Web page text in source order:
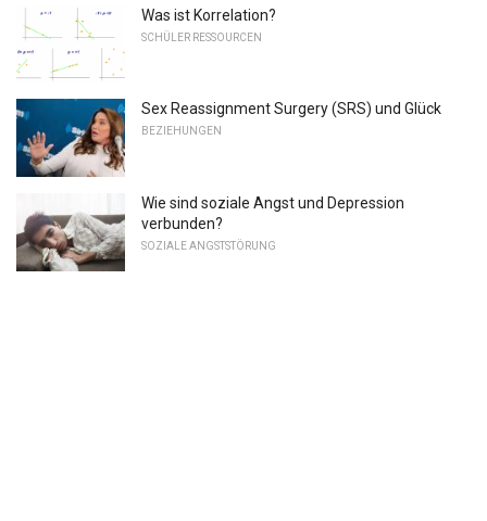
Was ist Korrelation?
SCHÜLER RESSOURCEN
Sex Reassignment Surgery (SRS) und Glück
BEZIEHUNGEN
Wie sind soziale Angst und Depression
verbunden?
SOZIALE ANGSTSTÖRUNG